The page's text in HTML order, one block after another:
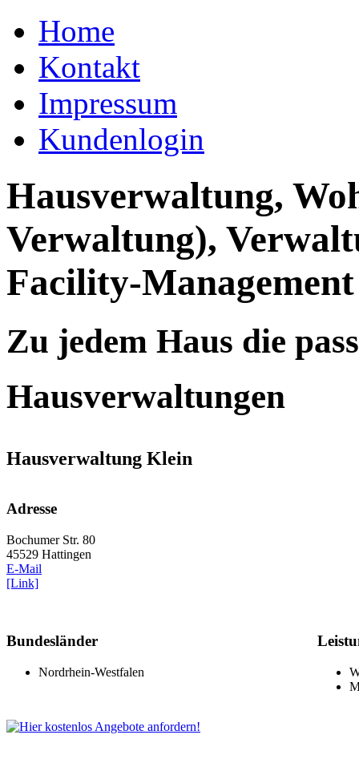
Home
Kontakt
Impressum
Kundenlogin
Hausverwaltung,
Verwaltung),
Facility-Management
Zu jedem Haus die
Hausverwaltungen
Hausverwaltung Klein
Adresse
Bochumer Str. 80
45529 Hattingen
E-Mail
[Link]
Bundesländer
Nordrhein-Westfalen